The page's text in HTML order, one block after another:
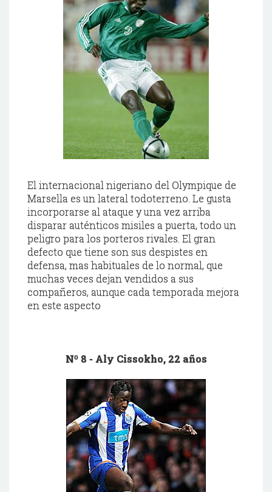
El internacionalnigeriano del Olympique de
Marsella es un lateraltodoterreno. Le gusta
incorporarse al ataque y una vez arriba
disparar auténticos misiles a puerta, todo un
peligro para los porteros rivales. El gran
defecto que tiene son sus despistes en
defensa, mas habituales de lo normal, que
muchas veces dejan vendidos a sus
compañeros, aunque cada temporada mejora
en este aspecto
Nº 8 -Aly Cissokho, 22 años